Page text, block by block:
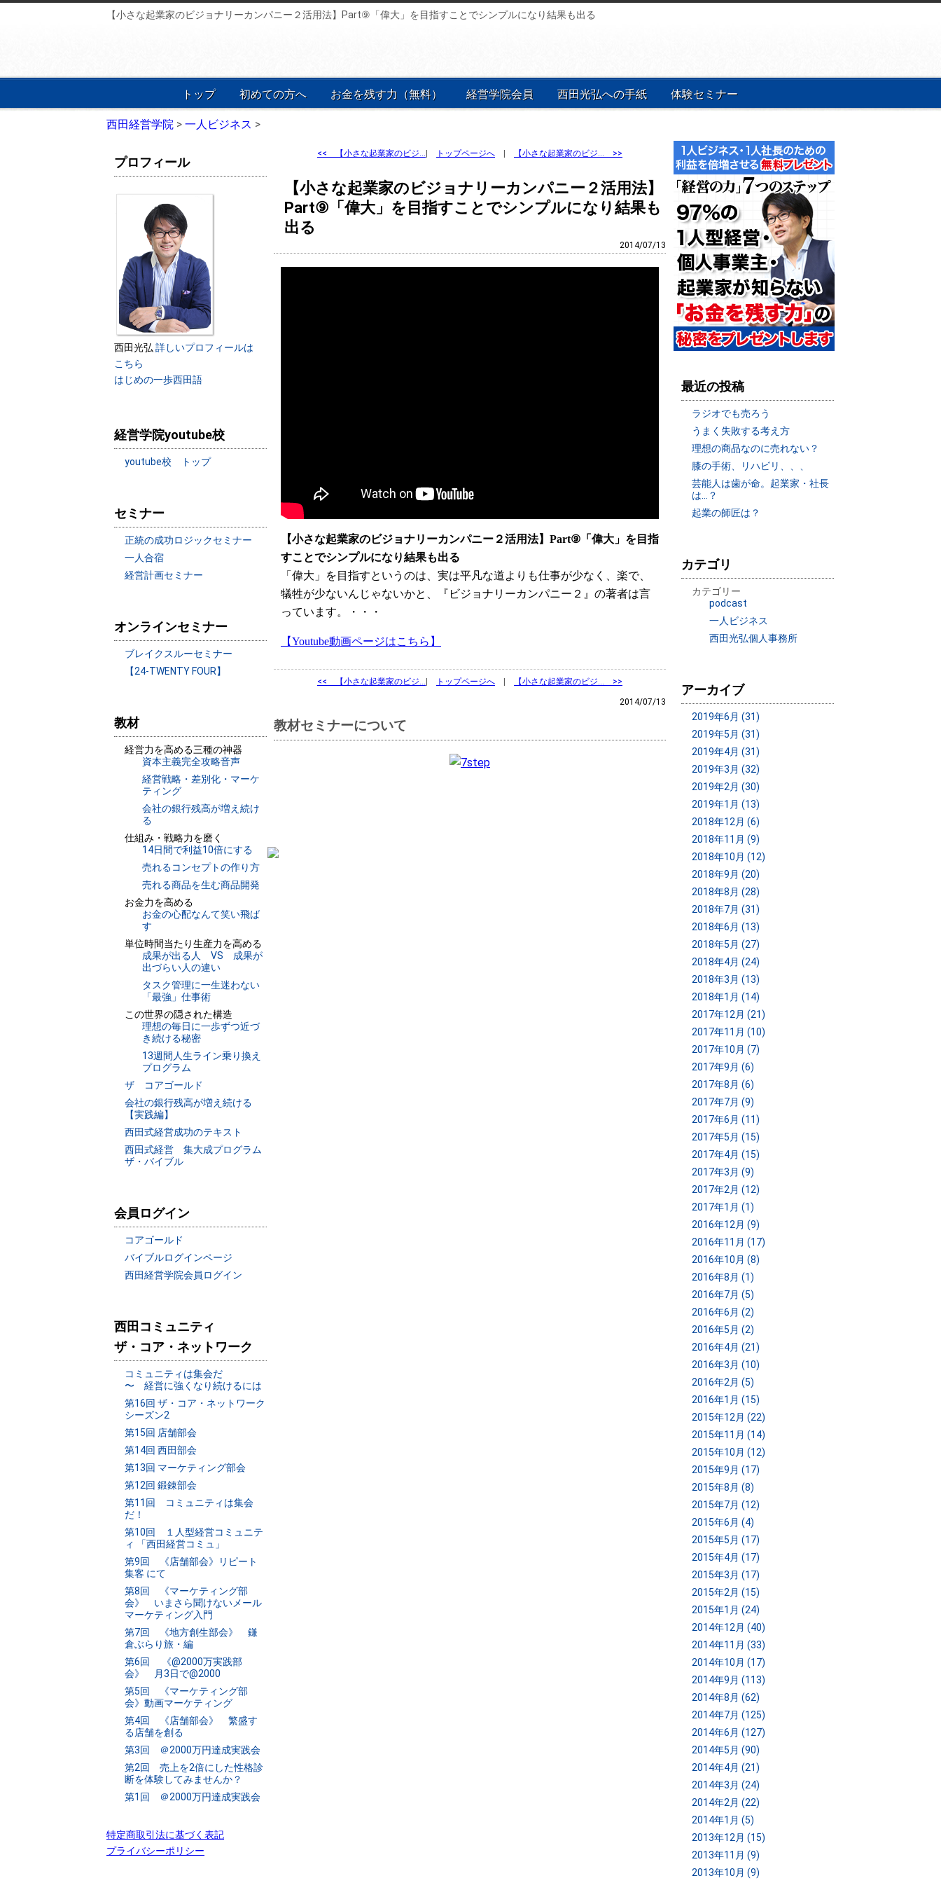
【小さな起業家のビジョナリーカンパニー２活用法】Part⑨「偉大」を目指すことでシンプルになり結果も出る
トップ 初めての方へ お金を残す力（無料） 経営学院会員 西田光弘への手紙 体験セミナー
西田経営学院 > 一人ビジネス >
<< 【小さな起業家のビジ… トップページへ 【小さな起業家のビジ… >>
【小さな起業家のビジョナリーカンパニー２活用法】
Part⑨「偉大」を目指すことでシンプルになり結果も
出る
2014/07/13
【小さな起業家のビジョナリーカンパニー２活用法】Part⑨「偉大」を目指
すことでシンプルになり結果も出る
「偉大」を目指すというのは、実は平凡な道よりも仕事が少なく、楽で、
犠牲が少ないんじゃないかと、『ビジョナリーカンパニー２』の著者は言
っています。・・・
【Youtube動画ページはこちら】
<< 【小さな起業家のビジ… | トップページへ | 【小さな起業家のビジ… >>
2014/07/13
教材セミナーについて
プロフィール
西田光弘 詳しいプロフィールは
こちら
はじめの一歩西田語
経営学院youtube校
youtube校 トップ
セミナー
正統の成功ロジックセミナー
一人合宿
経営計画セミナー
オンラインセミナー
ブレイクスルーセミナー
【24-TWENTY FOUR】
教材
経営力を高める三種の神器
資本主義完全攻略音声
経営戦略・差別化・マーケ
ティング
会社の銀行残高が増え続け
る
仕組み・戦略力を磨く
14日間で利益10倍にする
売れるコンセプトの作り方
売れる商品を生む商品開発
お金力を高める
お金の心配なんて笑い飛ば
す
単位時間当たり生産力を高める
成果が出る人 VS 成果が
出づらい人の違い
タスク管理に一生迷わない
「最強」仕事術
この世界の隠された構造
理想の毎日に一歩ずつ近づ
き続ける秘密
13週間人生ライン乗り換え
プログラム
ザ コアゴールド
会社の銀行残高が増え続ける
【実践編】
西田式経営成功のテキスト
西田式経営 集大成プログラム
ザ・バイブル
会員ログイン
コアゴールド
バイブルログインページ
西田経営学院会員ログイン
西田コミュニティ
ザ・コア・ネットワーク
コミュニティは集会だ
〜 経営に強くなり続けるには
第16回 ザ・コア・ネットワーク
シーズン2
第15回 店舗部会
第14回 西田部会
第13回 マーケティング部会
第12回 鍛錬部会
第11回 コミュニティは集会
だ！
第10回 １人型経営コミュニテ
ィ 「西田経営コミュ」
第9回 《店舗部会》リピート
集客 にて
第8回 《マーケティング部
会》 いまさら聞けないメール
マーケティング入門
第7回 《地方創生部会》 鎌
倉ぶらり旅・編
第6回 《@2000万実践部
会》 月3日で@2000
第5回 《マーケティング部
会》動画マーケティング
第4回 《店舗部会》 繁盛す
る店舗を創る
第3回 ＠2000万円達成実践会
第2回 売上を2倍にした性格診
断を体験してみませんか？
第1回 ＠2000万円達成実践会
特定商取引法に基づく表記
プライバシーポリシー
最近の投稿
ラジオでも売ろう
うまく失敗する考え方
理想の商品なのに売れない？
膝の手術、リハビリ、、、
芸能人は歯が命。起業家・社長
は…？
起業の師匠は？
カテゴリ
カテゴリー
podcast
一人ビジネス
西田光弘個人事務所
アーカイブ
2019年6月 (31)
2019年5月 (31)
2019年4月 (31)
2019年3月 (32)
2019年2月 (30)
2019年1月 (13)
2018年12月 (6)
2018年11月 (9)
2018年10月 (12)
2018年9月 (20)
2018年8月 (28)
2018年7月 (31)
2018年6月 (13)
2018年5月 (27)
2018年4月 (24)
2018年3月 (13)
2018年1月 (14)
2017年12月 (21)
2017年11月 (10)
2017年10月 (7)
2017年9月 (6)
2017年8月 (6)
2017年7月 (9)
2017年6月 (11)
2017年5月 (15)
2017年4月 (15)
2017年3月 (9)
2017年2月 (12)
2017年1月 (1)
2016年12月 (9)
2016年11月 (17)
2016年10月 (8)
2016年8月 (1)
2016年7月 (5)
2016年6月 (2)
2016年5月 (2)
2016年4月 (21)
2016年3月 (10)
2016年2月 (5)
2016年1月 (15)
2015年12月 (22)
2015年11月 (14)
2015年10月 (12)
2015年9月 (17)
2015年8月 (8)
2015年7月 (12)
2015年6月 (4)
2015年5月 (17)
2015年4月 (17)
2015年3月 (17)
2015年2月 (15)
2015年1月 (24)
2014年12月 (40)
2014年11月 (33)
2014年10月 (17)
2014年9月 (113)
2014年8月 (62)
2014年7月 (125)
2014年6月 (127)
2014年5月 (90)
2014年4月 (21)
2014年3月 (24)
2014年2月 (22)
2014年1月 (5)
2013年12月 (15)
2013年11月 (9)
2013年10月 (9)